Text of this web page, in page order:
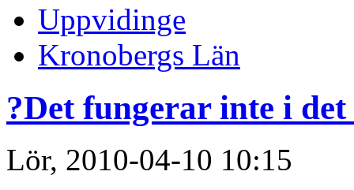
Uppvidinge
Kronobergs Län
?Det fungerar inte i
Lör, 2010-04-10 10:15